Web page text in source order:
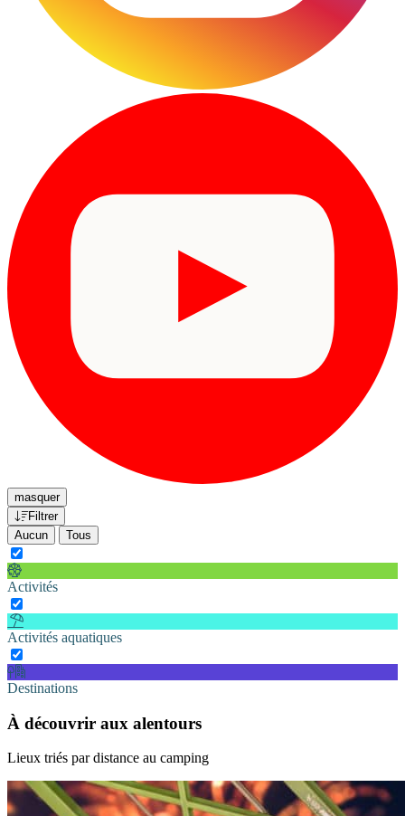
masquer
Filtrer
Aucun
Tous
Activités
Activités aquatiques
Destinations
À découvrir aux alentours
Lieux triés par distance au camping